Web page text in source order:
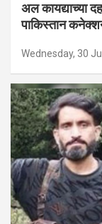
अल कायद्याच्या
पाकिस्तान
Wednesday, 30